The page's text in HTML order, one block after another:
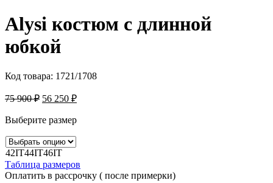
Alysi костюм с длинной
юбкой
Код товара: 1721/1708
75 900₽ 56 250 ₽
Выберите размер
42IT44IT46IT
Таблица размеров
Оплатить в рассрочку ( после примерки)